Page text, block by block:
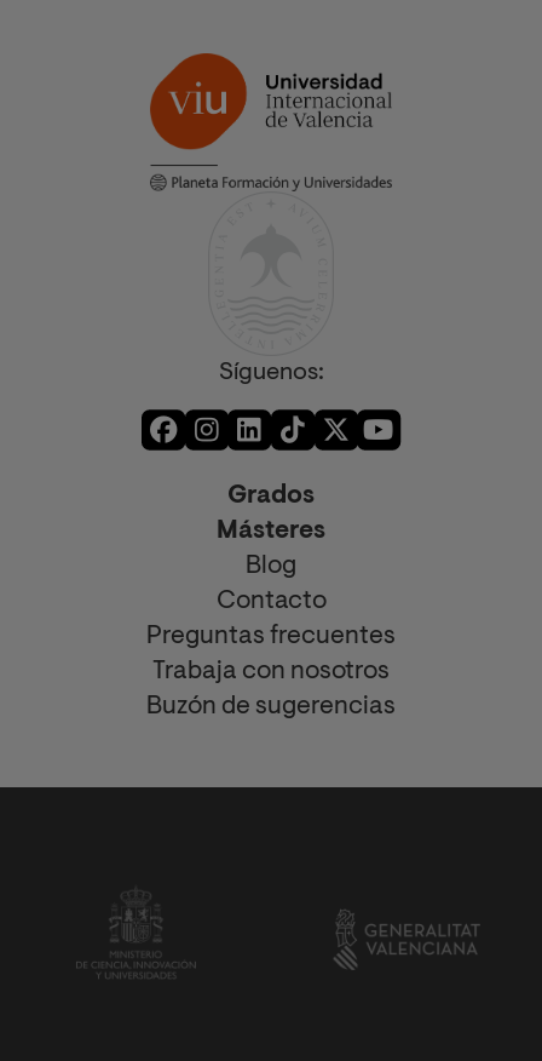
Síguenos:
Grados
Másteres
Blog
Contacto
Preguntas frecuentes
Trabaja con nosotros
Buzón de sugerencias